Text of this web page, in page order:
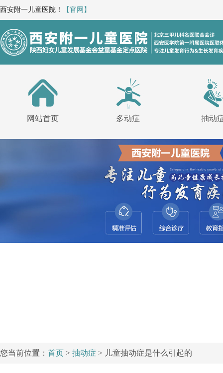
西安附一儿童医院！ 【官网】
网站首页 多动症 抽动
您当前位置： 首页 > 抽动症 > 儿童抽动症是什么引起的